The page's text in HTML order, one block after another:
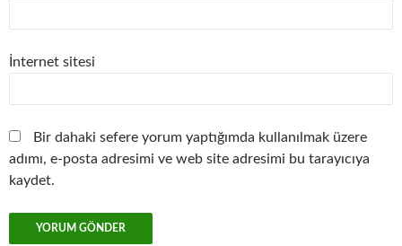
İnternet sitesi
Bir dahaki sefere yorum yaptığımda kullanılmak üzere
adımı, e-posta adresimi ve web site adresimi bu tarayıcıya
kaydet.